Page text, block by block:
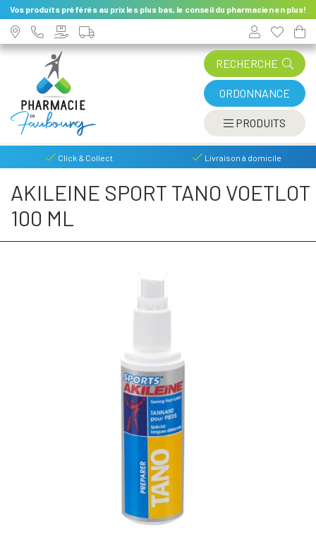
Vos produits préférés au prix les plus bas, le conseil du pharmacien en plus!
RECHERCHE
ORDONNANCE
PRODUITS
Click & Collect Livraison à domicile
AKILEINE SPORT TANO VOETLOT
100 ML